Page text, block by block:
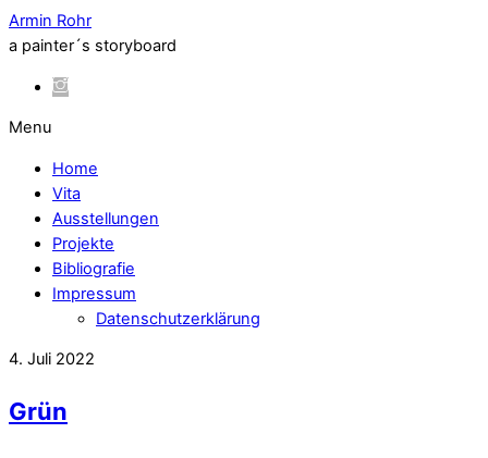
Armin Rohr
a painter´s storyboard
Menu
Home
Vita
Ausstellungen
Projekte
Bibliografie
Impressum
Datenschutzerklärung
4. Juli 2022
Grün